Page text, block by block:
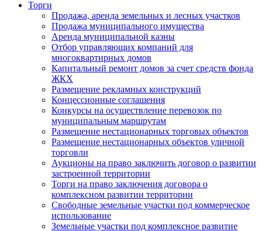
Торги
Продажа, аренда земельных и лесных участков
Продажа муниципального имущества
Аренда муниципальной казны
Отбор управляющих компаний для
многоквартирных домов
Капитальный ремонт домов за счет средств фонда
ЖКХ
Размещение рекламных конструкций
Концессионные соглашения
Конкурсы на осуществление перевозок по
муниципальным маршрутам
Размещение нестационарных торговых объектов
Размещение нестационарных объектов уличной
торговли
Аукционы на право заключить договор о развитии
застроенной территории
Торги на право заключения договора о
комплексном развитии территории
Свободные земельные участки под коммерческое
использование
Земельные участки под комплексное развитие